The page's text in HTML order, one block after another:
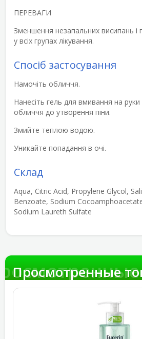
ПЕРЕВАГИ
Зменшення незапальних висипань і
у всіх групах лікування.
Спосіб застосування
Намочіть обличчя.
Нанесіть гель для вмивання на
обличчя до утворення піни.
Змийте теплою водою.
Уникайте попадання в очі.
Склад
Aqua, Citric Acid, Propylene Glycol,
Benzoate, Sodium
Sodium Laureth Sulfate
Просмотренные